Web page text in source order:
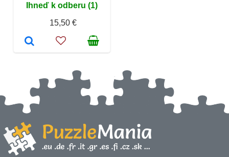
Ihneď k odberu (1)
15,50 €